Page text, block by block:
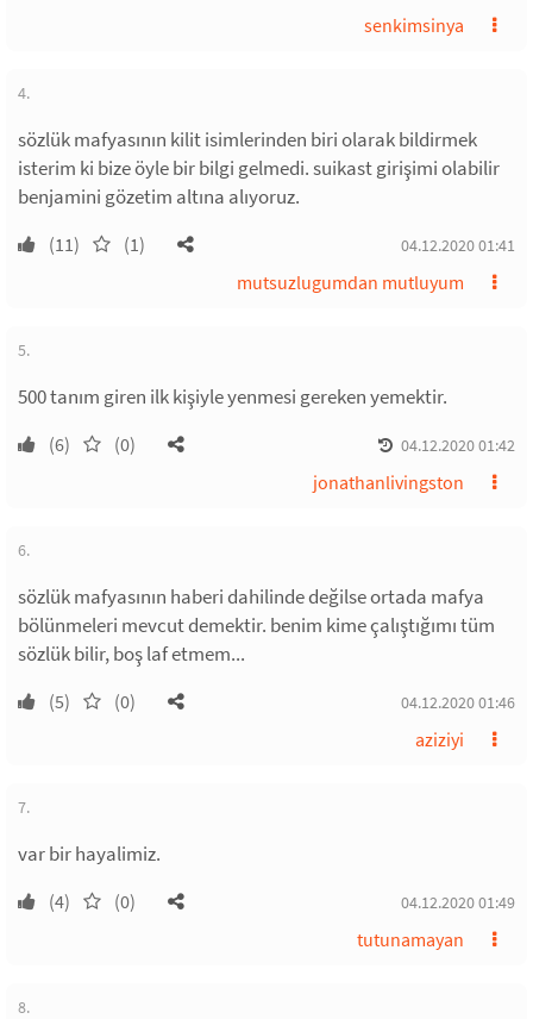
senkimsinya
4.
sözlük mafyasının kilit isimlerinden biri olarak bildirmek
isterim ki bize öyle bir bilgi gelmedi. suikast girişimi olabilir
benjamini gözetim altına alıyoruz.
(11) (1) 04.12.2020 01:41
mutsuzlugumdan mutluyum
5.
500 tanım giren ilk kişiyle yenmesi gereken yemektir.
(6) (0) 04.12.2020 01:42
jonathanlivingston
6.
sözlük mafyasının haberi dahilinde değilse ortada mafya
bölünmeleri mevcut demektir. benim kime çalıştığımı tüm
sözlük bilir, boş laf etmem...
(5) (0) 04.12.2020 01:46
aziziyi
7.
var bir hayalimiz.
(4) (0) 04.12.2020 01:49
tutunamayan
8.